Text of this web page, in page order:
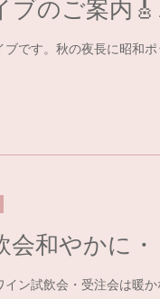
ブのご案内
です。秋の夜長に昭和
会和やかに
ン試飲会・受注会は暖